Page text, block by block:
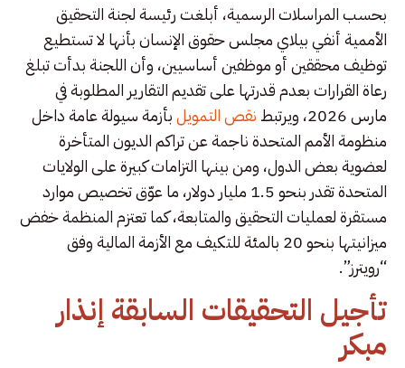
بحسب المراسلات الرسمية، أبلغت رئيسة لجنة التحقيق
الأممية أنفي بيلاي مجلس حقوق الإنسان بأنها لا تستطيع
توظيف محققين أو موظفين أساسيين، وأن اللجنة بدأت تبلغ
رعاة القرارات بعدم قدرتها على تقديم التقارير المطلوبة في
مارس 2026، ويرتبط
نقص التمويلبأزمة سيولة عامة داخل
منظومة الأمم المتحدة ناجمة عن تراكم الديون المتأخرة
لعضوية بعض الدول، ومن بينها التزامات كبيرة على الولايات
المتحدة تقدر بنحو 1.5 مليار دولار، ما عوّق تخصيص موارد
مستقرة لعمليات التحقيق والمتابعة، كما تعتزم المنظمة خفض
ميزانيتها بنحو 20 بالمئة للتكيف مع الأزمة المالية وفق
“رويترز”.
تأجيل التحقيقات السابقة إنذار
مبكر